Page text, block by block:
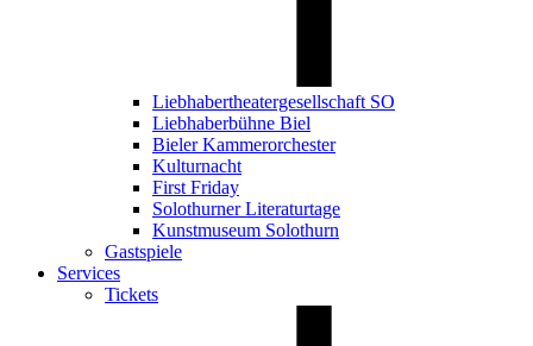
Liebhabertheatergesellschaft SO
Liebhaberbühne Biel
Bieler Kammerorchester
Kulturnacht
First Friday
Solothurner Literaturtage
Kunstmuseum Solothurn
Gastspiele
Services
Tickets